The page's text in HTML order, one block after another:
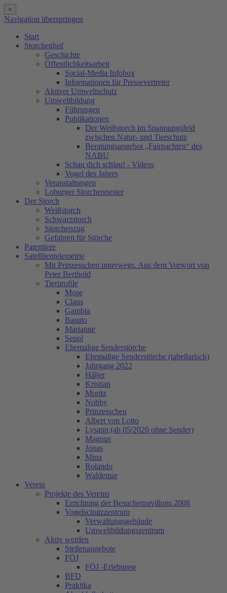
×
Navigation überspringen
Start
Storchenhof
Geschichte
Öffentlichkeitsarbeit
Social-Media Infobox
Informationen für Pressevertreter
Aktiver Umweltschutz
Umweltbildung
Führungen
Publikationen
Der Weißstorch im Spannungsfeld
zwischen Natur- und Tierschutz
Beratungsangebot „Fairpachten“ des
NABU
Schau dich schlau! - Videos
Vogel des Jahres
Veranstaltungen
Loburger Storchennester
Der Storch
Weißstorch
Schwarzstorch
Storchenzug
Gefahren für Störche
Patentiere
Satellitentelemetrie
Mit Prinzesschen unterwegs. Aus dem Vorwort von
Peter Berthold
Tierprofile
Mose
Claus
Gambia
Basuto
Marianne
Seppl
Ehemalige Senderstörche
Ehemalige Senderstörche (tabellarisch)
Jahrgang 2022
Håljer
Kristian
Moritz
Nobby
Prinzesschen
Albert von Lotto
Lysann (ab 05/2020 ohne Sender)
Magnus
Jonas
Mina
Rolando
Waldemar
Verein
Projekte des Vereins
Errichtung der Besucherpavillons 2008
Vogelschutzzentrum
Verwaltungsgebäude
Umweltbildungszentrum
Aktiv werden
Stellenangebote
FÖJ
FÖJ -Erlebnisse
BFD
Praktika